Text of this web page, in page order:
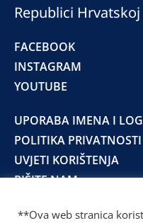
Republici Hrvatskoj
FACEBOOK
INSTAGRAM
YOUTUBE
UPORABA IMENA I
POLITIKA PRIVATNOSTI
UVJETI KORIŠTENJA
PIŠITE NAM
**Ova web stranica